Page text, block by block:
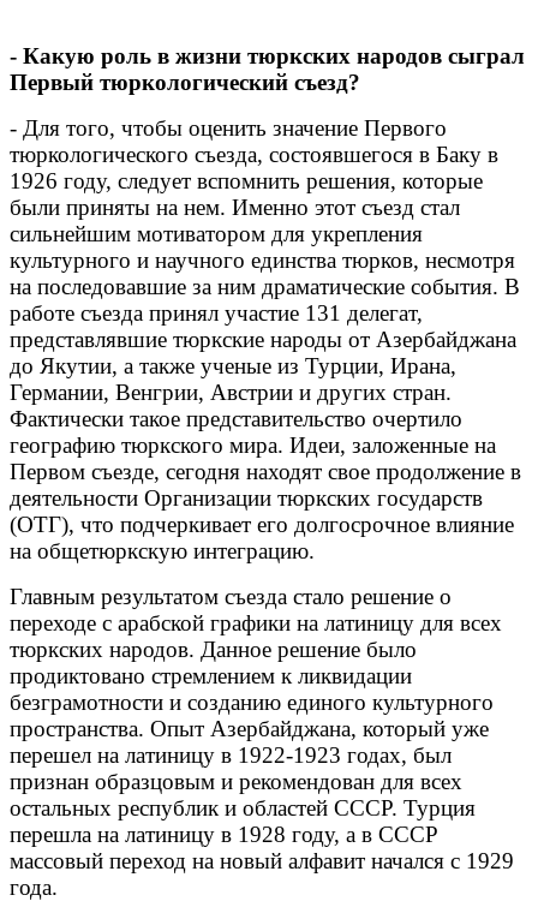
- Какую роль в жизни тюркских народов сыграл
Первый тюркологический съезд?
- Для того, чтобы оценить значение Первого
тюркологического съезда, состоявшегося в Баку в
1926 году, следует вспомнить решения, которые
были приняты на нем. Именно этот съезд стал
сильнейшим мотиватором для укрепления
культурного и научного единства тюрков, несмотря
на последовавшие за ним драматические события. В
работе съезда принял участие 131 делегат,
представлявшие тюркские народы от Азербайджана
до Якутии, а также ученые из Турции, Ирана,
Германии, Венгрии, Австрии и других стран.
Фактически такое представительство очертило
географию тюркского мира. Идеи, заложенные на
Первом съезде, сегодня находят свое продолжение в
деятельности Организации тюркских государств
(ОТГ), что подчеркивает его долгосрочное влияние
на общетюркскую интеграцию.
Главным результатом съезда стало решение о
переходе с арабской графики на латиницу для всех
тюркских народов. Данное решение было
продиктовано стремлением к ликвидации
безграмотности и созданию единого культурного
пространства. Опыт Азербайджана, который уже
перешел на латиницу в 1922-1923 годах, был
признан образцовым и рекомендован для всех
остальных республик и областей СССР. Турция
перешла на латиницу в 1928 году, а в СССР
массовый переход на новый алфавит начался с 1929
года.